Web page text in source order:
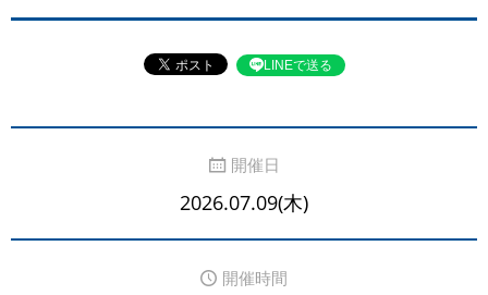
LINEで送る
開催日
2026.07.09(木)
開催時間